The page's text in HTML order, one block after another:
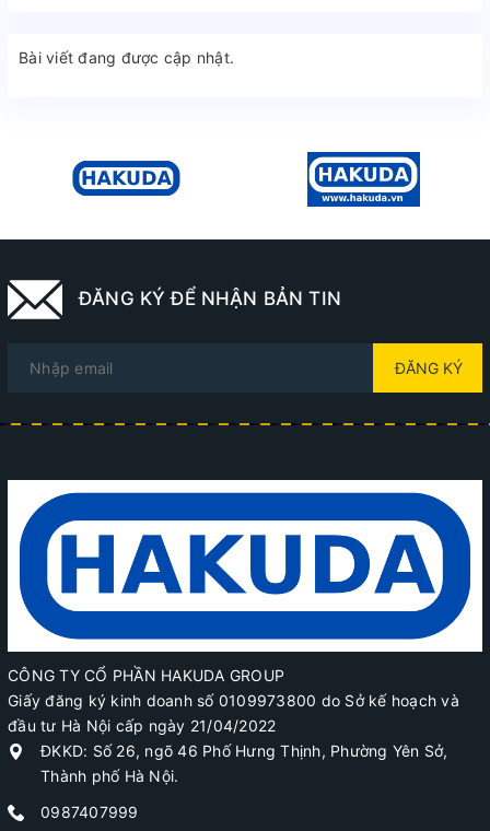
Bài viết đang được cập nhật.
ĐĂNG KÝ ĐỂ NHẬN BẢN TIN
ĐĂNG KÝ
CÔNG TY CỔ PHẦN HAKUDA GROUP
Giấy đăng ký kinh doanh số 0109973800 do Sở kế hoạch và
đầu tư Hà Nội cấp ngày 21/04/2022
ĐKKD: Số 26, ngõ 46 Phố Hưng Thịnh, Phường Yên Sở,
Thành phố Hà Nội.
0987407999